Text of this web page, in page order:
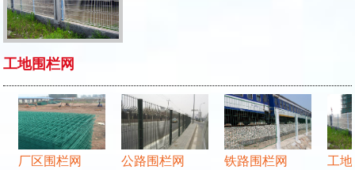
工地围栏网
厂区围栏网 公路围栏网 铁路围栏网 工地